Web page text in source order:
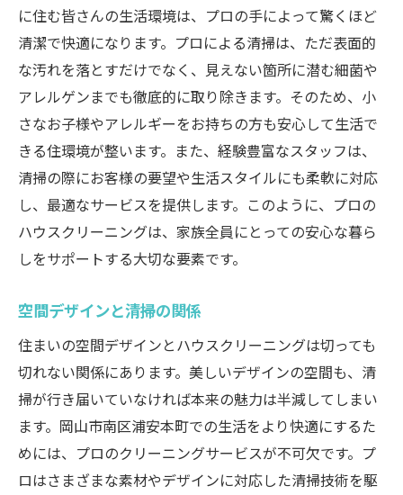
に住む皆さんの生活環境は、プロの手によって驚くほど
清潔で快適になります。プロによる清掃は、ただ表面的
な汚れを落とすだけでなく、見えない箇所に潜む細菌や
アレルゲンまでも徹底的に取り除きます。そのため、小
さなお子様やアレルギーをお持ちの方も安心して生活で
きる住環境が整います。また、経験豊富なスタッフは、
清掃の際にお客様の要望や生活スタイルにも柔軟に対応
し、最適なサービスを提供します。このように、プロの
ハウスクリーニングは、家族全員にとっての安心な暮ら
しをサポートする大切な要素です。
空間デザインと清掃の関係
住まいの空間デザインとハウスクリーニングは切っても
切れない関係にあります。美しいデザインの空間も、清
掃が行き届いていなければ本来の魅力は半減してしまい
ます。岡山市南区浦安本町での生活をより快適にするた
めには、プロのクリーニングサービスが不可欠です。プ
ロはさまざまな素材やデザインに対応した清掃技術を駆